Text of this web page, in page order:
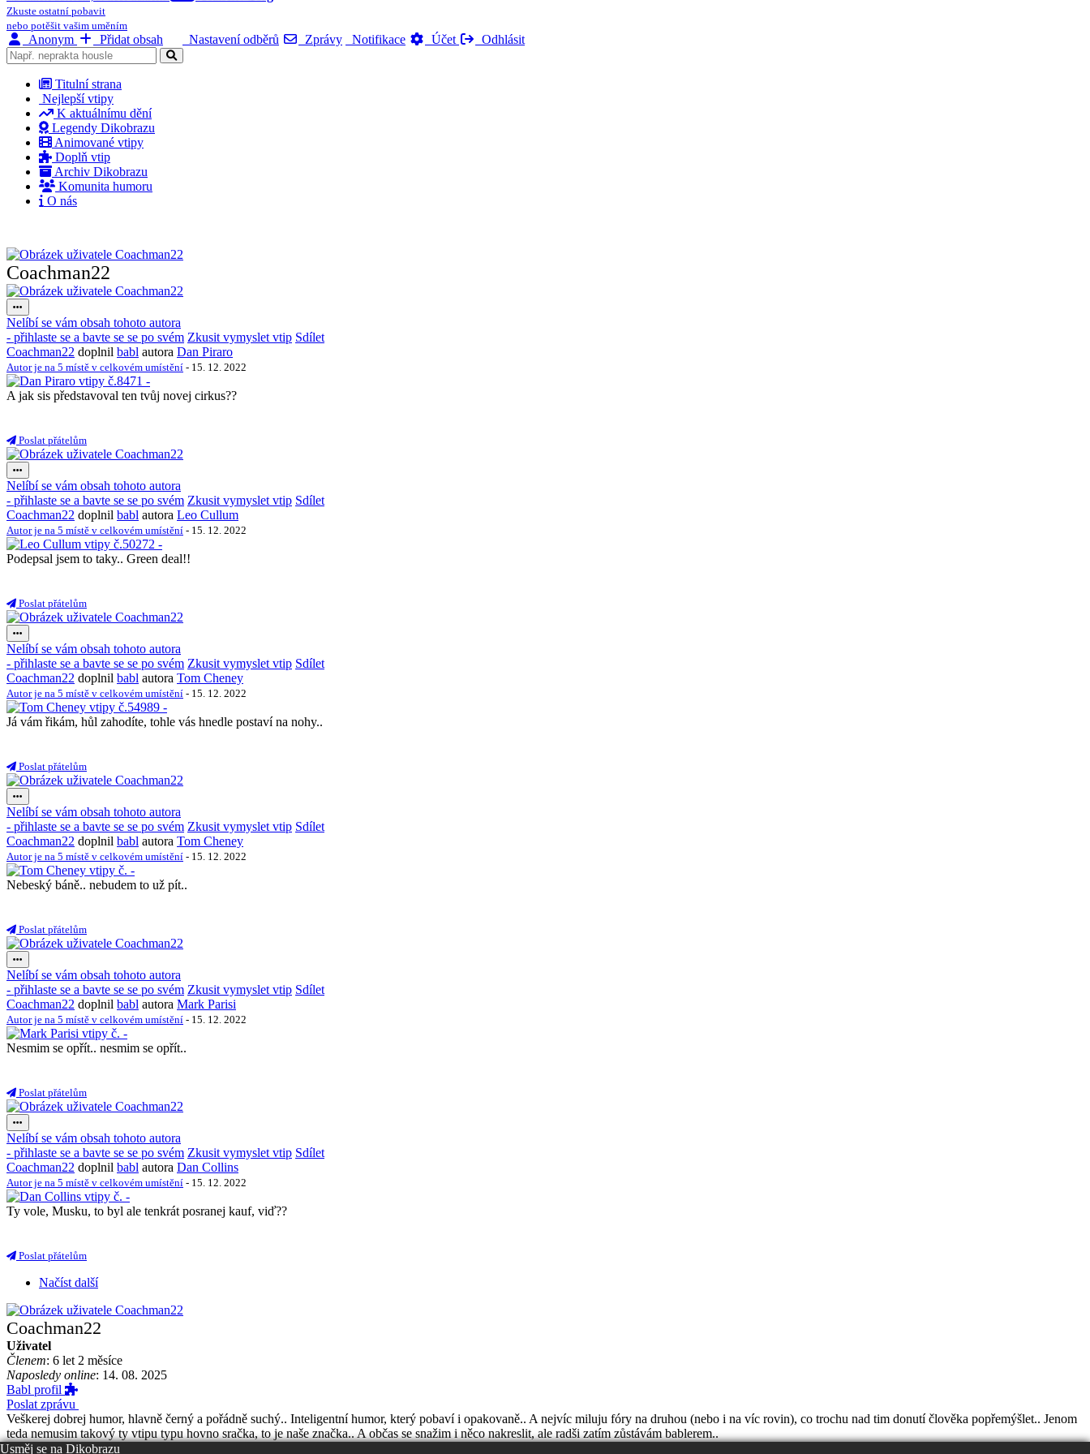
Zkuste ostatní pobavit
nebo potěšit vašim uměním
Anonym Přidat obsah Nastavení odběrů Zprávy Notifikace Účet Odhlásit
Titulní strana
Nejlepší vtipy
K aktuálnímu dění
Legendy Dikobrazu
Animované vtipy
Doplň vtip
Archiv Dikobrazu
Komunita humoru
O nás
Coachman22
Nelíbí se vám obsah tohoto autora
- přihlaste se a bavte se se po svém Zkusit vymyslet vtip Sdílet
Coachman22 doplnil babl autora Dan Piraro
Autor je na 5 místě v celkovém umístění - 15. 12. 2022
A jak sis představoval ten tvůj novej cirkus??
Poslat přátelům
Nelíbí se vám obsah tohoto autora
- přihlaste se a bavte se se po svém Zkusit vymyslet vtip Sdílet
Coachman22 doplnil babl autora Leo Cullum
Autor je na 5 místě v celkovém umístění - 15. 12. 2022
Podepsal jsem to taky.. Green deal!!
Poslat přátelům
Nelíbí se vám obsah tohoto autora
- přihlaste se a bavte se se po svém Zkusit vymyslet vtip Sdílet
Coachman22 doplnil babl autora Tom Cheney
Autor je na 5 místě v celkovém umístění - 15. 12. 2022
Já vám řikám, hůl zahodíte, tohle vás hnedle postaví na nohy..
Poslat přátelům
Nelíbí se vám obsah tohoto autora
- přihlaste se a bavte se se po svém Zkusit vymyslet vtip Sdílet
Coachman22 doplnil babl autora Tom Cheney
Autor je na 5 místě v celkovém umístění - 15. 12. 2022
Nebeský báně.. nebudem to už pít..
Poslat přátelům
Nelíbí se vám obsah tohoto autora
- přihlaste se a bavte se se po svém Zkusit vymyslet vtip Sdílet
Coachman22 doplnil babl autora Mark Parisi
Autor je na 5 místě v celkovém umístění - 15. 12. 2022
Nesmim se opřít.. nesmim se opřít..
Poslat přátelům
Nelíbí se vám obsah tohoto autora
- přihlaste se a bavte se se po svém Zkusit vymyslet vtip Sdílet
Coachman22 doplnil babl autora Dan Collins
Autor je na 5 místě v celkovém umístění - 15. 12. 2022
Ty vole, Musku, to byl ale tenkrát posranej kauf, viď??
Poslat přátelům
Načíst další
Coachman22
Uživatel
Členem: 6 let 2 měsíce
Naposledy online: 14. 08. 2025
Babl profil
Poslat zprávu
Veškerej dobrej humor, hlavně černý a pořádně suchý.. Inteligentní humor, který pobaví i opakovaně.. A nejvíc miluju fóry na druhou (nebo i na víc rovin), co trochu nad tim donutí člověka popřemýšlet.. Jenom
teda nemusim takový ty vtipu typu hovno sračka, to je naše značka.. A občas se snažim i něco nakreslit, ale radši zatím zůstávám bablerem..
Zaujalo naposledy
Usměj se na Dikobrazu